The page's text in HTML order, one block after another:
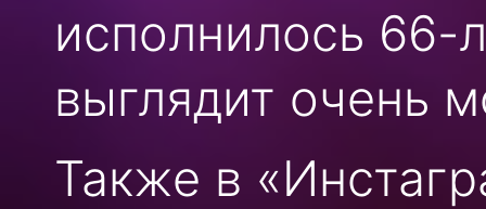
исполнилось 66-
выглядит очень
Также в